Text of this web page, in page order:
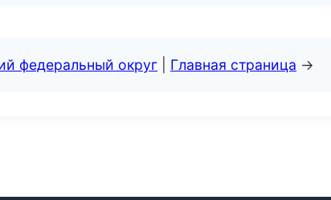
федеральный округ Главная страница →